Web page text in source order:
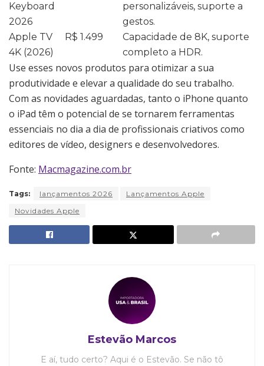
Keyboard
2026
personalizáveis, suporte a
gestos.
Apple TV
4K (2026)
R$ 1.499
Capacidade de 8K, suporte
completo a HDR.
Use esses novos produtos para otimizar a sua
produtividade e elevar a qualidade do seu trabalho.
Com as novidades aguardadas, tanto o iPhone quanto
o iPad têm o potencial de se tornarem ferramentas
essenciais no dia a dia de profissionais criativos como
editores de vídeo, designers e desenvolvedores.
Fonte: Macmagazine.com.br
Tags: lançamentos 2026
Lançamentos Apple
Novidades Apple
Estevão Marcos
E aí, tudo certo? Aqui é o Estevão. Se não tô